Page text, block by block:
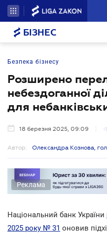
БІЗНЕС
Безпека бізнесу
Розширено
небездоганної
для
18 березня 2025, 09:09
Автор: Олександра Кознова,
Реклама
Національний банк України
2025 року № 31 оновив